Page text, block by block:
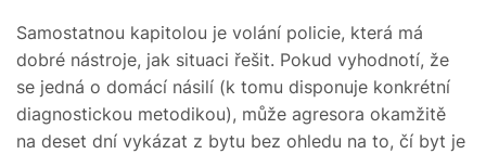
Samostatnou kapitolou je volání policie, která má
dobré nástroje, jak situaci řešit. Pokud vyhodnotí, že
se jedná o domácí násilí (k tomu disponuje konkrétní
diagnostickou metodikou), může agresora okamžitě
na deset dní vykázat z bytu bez ohledu na to, čí byt je